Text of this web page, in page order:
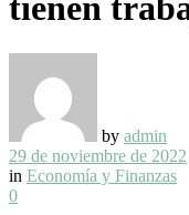
tienen
by admin
29 de noviembre de 2022
in Economía y Finanzas
0